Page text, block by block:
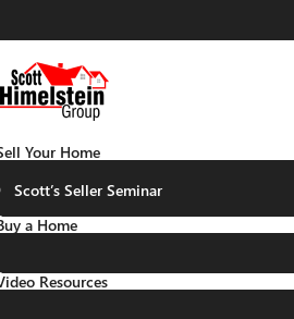
Your Home
Scott’s Seller Seminar
a Home
Resources